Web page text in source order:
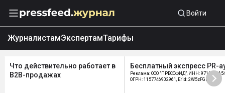
Войти
ЖурналистамЭкспертамТарифы
Что действительно работает в
B2B-продажах
Бесплатный экспресс PR-
Реклама: ООО "ПРЕССФИД", ИНН:
ОГРН: 1157746902961, Erid: 2W5zFGDycPz